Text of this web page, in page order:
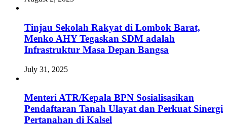
Tinjau Sekolah Rakyat di Lombok Barat,
Menko AHY Tegaskan SDM adalah
Infrastruktur Masa Depan Bangsa
July 31, 2025
Menteri ATR/Kepala BPN Sosialisasikan
Pendaftaran Tanah Ulayat dan Perkuat Sinergi
Pertanahan di Kalsel